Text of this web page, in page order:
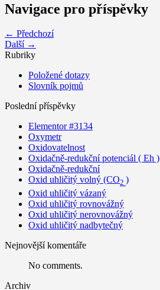
Navigace pro příspěvky
← Předchozí
Další →
Rubriky
Položené dotazy
Slovník pojmů
Poslední příspěvky
Elementor #3134
Oxymetr
Oxidovatelnost
Oxidačně-redukční potenciál ( Eh )
Oxidačně-redukční
Oxid uhličitý volný (CO2 )
Oxid uhličitý vázaný
Oxid uhličitý rovnovážný
Oxid uhličitý nerovnovážný
Oxid uhličitý nadbytečný
Nejnovější komentáře
No comments.
Archiv